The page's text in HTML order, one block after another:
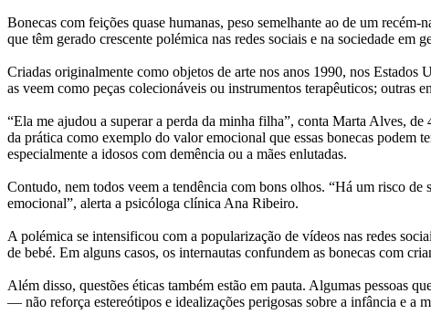
Bonecas com feições quase humanas, peso semelhante ao de um
que têm gerado crescente polémica nas redes sociais e na sociedade em
Criadas originalmente como objetos de arte nos anos 1990, nos
as veem como peças colecionáveis ou instrumentos terapêuticos; outras
“Ela me ajudou a superar a perda da minha filha”, conta Marta Alves,
da prática como exemplo do valor emocional que essas bonecas podem
especialmente a idosos com demência ou a mães enlutadas.
Contudo, nem todos veem a tendência com bons olhos. “Há um risco
emocional”, alerta a psicóloga clínica Ana Ribeiro.
A polémica se intensificou com a popularização de vídeos nas redes
de bebé. Em alguns casos, os internautas confundem as bonecas com
Além disso, questões éticas também estão em pauta. Algumas pessoas
— não reforça estereótipos e idealizações perigosas sobre a infância e a